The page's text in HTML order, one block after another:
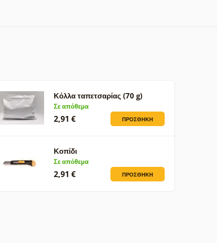
Κόλλα ταπετσαρίας (70 g)
Σε απόθεμα
2,91 € ΠΡΟΣΘΉΚΗ
Κοπίδι
Σε απόθεμα
2,91 € ΠΡΟΣΘΉΚΗ